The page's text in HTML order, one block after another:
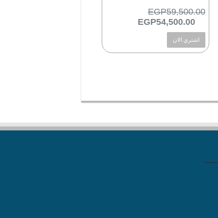
EGP59,500.00
السعر
الأصلي
هو:
EGP59,500.00.
EGP54,500.00
EGP54,500.00.
اشتري الان